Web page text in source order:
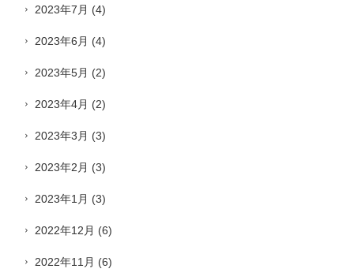
2023年7月 (4)
2023年6月 (4)
2023年5月 (2)
2023年4月 (2)
2023年3月 (3)
2023年2月 (3)
2023年1月 (3)
2022年12月 (6)
2022年11月 (6)